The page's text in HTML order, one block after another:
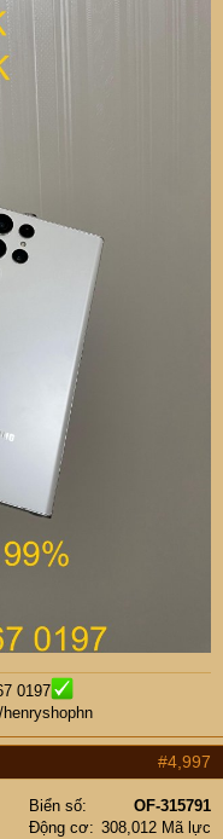
sử dụng.
rỉ sét, nhiễm hóa
nổ.
tự ý sửa chữa
mà không được
tróc, có dấu hiệu gắn
sẽ giữ lại máy để
Shop sẽ bảo hành
KHOẺ VÀ HẠNH
0197
#4,997
Biển số
OF-315791
Động cơ
308,012 Mã lực